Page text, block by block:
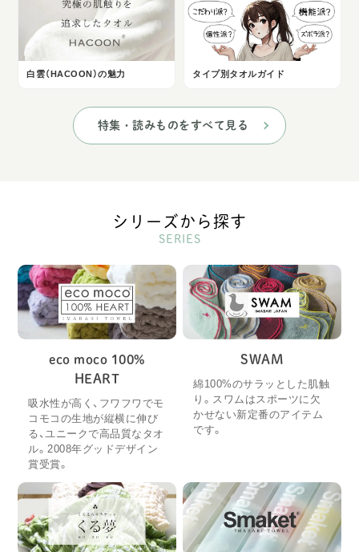
白雲（HACOON）の魅力 タイプ別タオルガイド
特集・読みものをすべて見る
シリーズから探す
SERIES
eco moco 100%
HEART
吸水性が高く、フワフワでモ
コモコの生地が縦横に伸び
る、ユニークで高品質なタオ
ル。2008年グッドデザイン
賞受賞。
SWAM
綿100%のサラッとした肌触
り。スワムはスポーツに欠
かせない新定番のアイテム
です。